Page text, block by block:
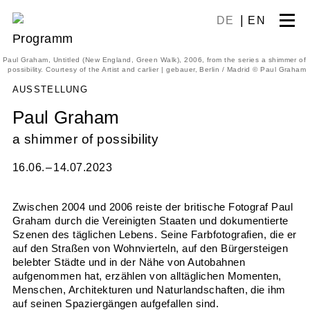
content
DE EN
Programm
Paul Graham, Untitled (New England, Green Walk), 2006, from the series a shimmer of
possibility. Courtesy of the Artist and carlier | gebauer, Berlin / Madrid © Paul Graham
AUSSTELLUNG
Paul Graham
a shimmer of possibility
16.06. – 14.07.2023
Zwischen 2004 und 2006 reiste der britische Fotograf Paul
Graham durch die Vereinigten Staaten und dokumentierte
Szenen des täglichen Lebens. Seine Farbfotografien, die er
auf den Straßen von Wohnvierteln, auf den Bürgersteigen
belebter Städte und in der Nähe von Autobahnen
aufgenommen hat, erzählen von alltäglichen Momenten,
Menschen, Architekturen und Naturlandschaften, die ihm
auf seinen Spaziergängen aufgefallen sind.